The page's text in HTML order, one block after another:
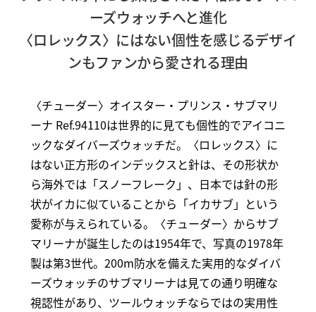
ーズウォッチへと進化
〈ロレックス〉にはない個性を感じるデザイ
ンもファンから愛される理由
〈チューダー〉オイスター・プリンス・サブマリ
ーナ Ref.94110は世界的に見ても個性的でアイコニ
ックなダイバーズウォッチだ。〈ロレックス〉に
はない正方形のインデックスと針は、その形状か
ら海外では「スノーフレーク」、日本では針の形
状がイカに似ていることから「イカサブ」という
愛称が与えられている。〈チューダー〉からサブ
マリーナが誕生したのは1954年で、写真の1978年
製は第3世代。200m防水を備えた実用的なダイバ
ーズウォッチのサブマリーナは見ての通り明確な
視認性があり、ツールウォッチならではの実用性